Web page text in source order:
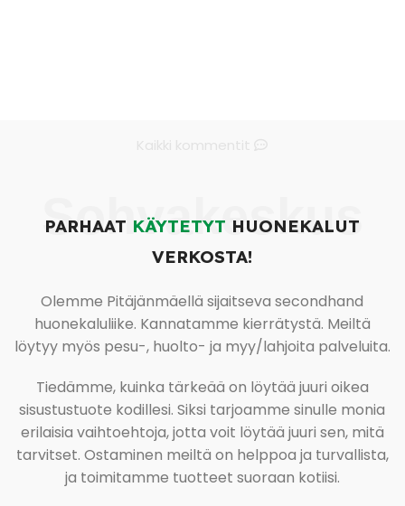
Sohvakeskus
PARHAAT KÄYTETYT HUONEKALUT
VERKOSTA!
Olemme Pitäjänmäellä sijaitseva secondhand
huonekaluliike. Kannatamme kierrätystä. Meiltä
löytyy myös pesu-, huolto- ja myy/lahjoita palveluita.
Tiedämme, kuinka tärkeää on löytää juuri oikea
sisustustuote kodillesi. Siksi tarjoamme sinulle monia
erilaisia vaihtoehtoja, jotta voit löytää juuri sen, mitä
tarvitset. Ostaminen meiltä on helppoa ja turvallista,
ja toimitamme tuotteet suoraan kotiisi.